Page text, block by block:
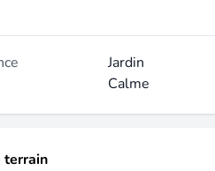
Jardin
Calme
terrain